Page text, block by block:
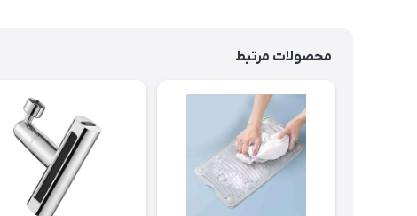
محصولات مرتبط